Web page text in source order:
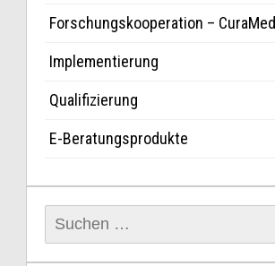
Forschungskooperation – CuraMed
Implementierung
Qualifizierung
E-Beratungsprodukte
Suchen
nach: